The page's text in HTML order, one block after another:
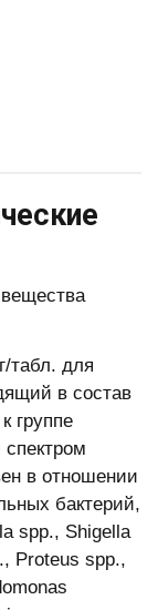
табл. для
в состав
группе
в отношении
бактерий,
spp., Shigella
Proteus spp.,